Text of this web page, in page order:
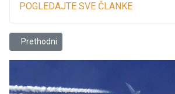
POGLEDAJTE SVE ČLANKE
Prethodni članak: Regionalni vodovod & ViK
Prethodni